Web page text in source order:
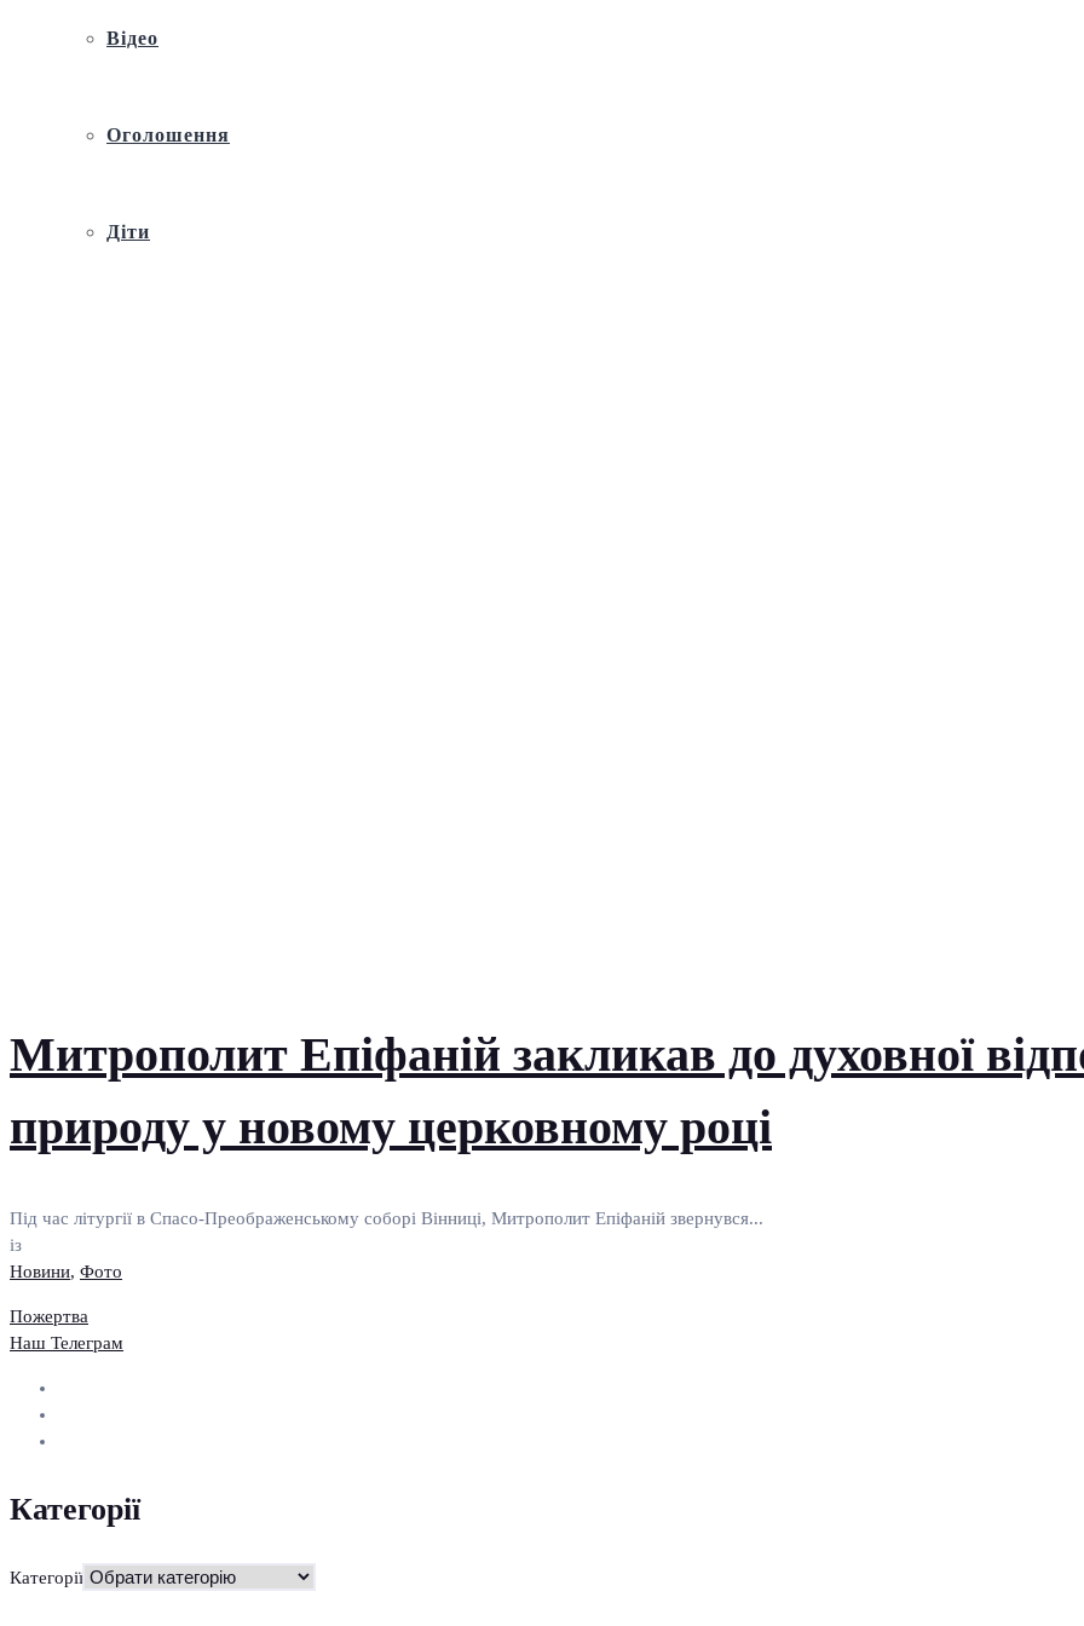
Відео
Оголошення
Діти
Митрополит Епіфаній закликав до духовної
природу у новому церковному році
Під час літургії в Спасо-Преображенському соборі Вінниці, Митрополит Епіфаній звернувся...
із
Новини, Фото
Пожертва
Наш Телеграм
Категорії
Категорії